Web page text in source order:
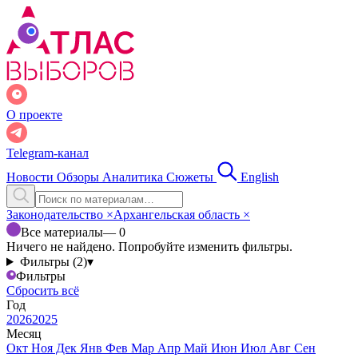
О проекте
Telegram-канал
Новости Обзоры Аналитика Сюжеты English
Законодательство ×Архангельская область ×
Все материалы— 0
Ничего не найдено. Попробуйте изменить фильтры.
Фильтры (2)▾
Фильтры
Сбросить всё
Год
20262025
Месяц
Окт Ноя Дек Янв Фев Мар Апр Май Июн Июл Авг Сен